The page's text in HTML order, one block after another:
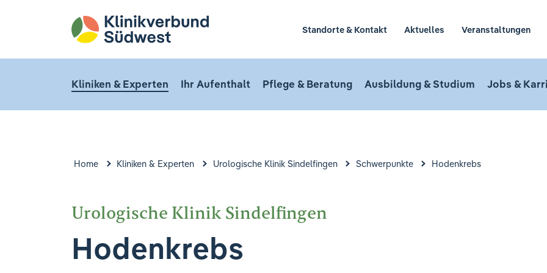
Standorte & Kontakt Aktuelles Veranstaltungen
Kliniken & Experten Ihr Aufenthalt Pflege & Beratung Ausbildung & Studium Jobs &
Home Kliniken & Experten Urologische Klinik Sindelfingen Schwerpunkte Hodenkrebs
Urologische Klinik Sindelfingen
Hodenkrebs